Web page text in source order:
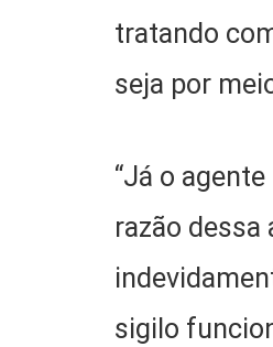
tratando
seja por
“Já o
razão
sigilo